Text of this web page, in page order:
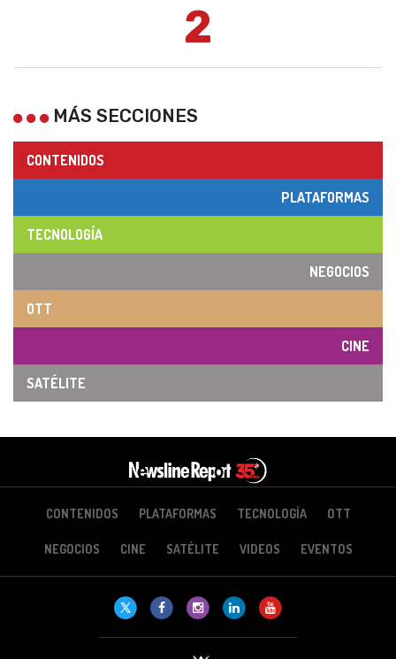
2
MÁS SECCIONES
CONTENIDOS
PLATAFORMAS
TECNOLOGÍA
NEGOCIOS
OTT
CINE
SATÉLITE
CONTENIDOS PLATAFORMAS TECNOLOGÍA OTT
NEGOCIOS CINE SATÉLITE VIDEOS EVENTOS